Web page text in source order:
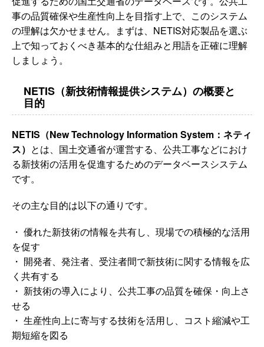
事の品質確保や生産性向上を目指す上で、このシステム
の理解は欠かせません。まずは、NETIS対応製品を選ぶ
上で知っておくべき基本的な仕組みと用語を正確に理解
しましょう。
NETIS（新技術情報提供システム）の概要と
目的
NETIS（New Technology Information System：ネティ
ス） とは、国土交通省が運営する、公共工事などにおけ
る新技術の活用を促進するためのデータベースシステム
です。
その主な目的は以下の通りです。
・ 優れた新技術の情報を共有し、現場での積極的な活用
を促す
・ 開発者、発注者、受注者間で新技術に関する情報を広
く共有する
・ 新技術の導入により、公共工事の品質を確保・向上さ
せる
・ 生産性向上に寄与する技術を活用し、コスト縮減や工
期短縮を図る